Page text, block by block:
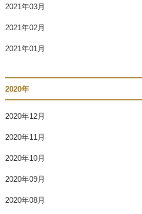
2021年03月
2021年02月
2021年01月
2020年
2020年12月
2020年11月
2020年10月
2020年09月
2020年08月